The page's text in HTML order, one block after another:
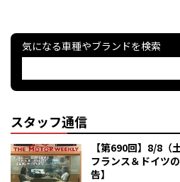
気になる車種やブランドを検索
スタッフ通信
【第690回】8/8（
フランス＆ドイツ
告】